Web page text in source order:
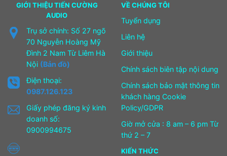
GIỚI THIỆU TIẾN CƯỜNG
AUDIO
Trụ sở chính: Số 27 ngõ
70 Nguyễn Hoàng Mỹ
Đình 2 Nam Từ Liêm Hà
Nội (Bản đồ)
Điện thoại:
0987.126.123
Giấy phép đăng ký kinh
doanh số:
0900994675
VỀ CHÚNG TÔI
Tuyển dụng
Liên hệ
Giới thiệu
Chính sách biên tập nội dung
Chính sách bảo mật thông tin
khách hàng Cookie
Policy/GDPR
Giờ mở cửa : 8 am – 6 pm Từ
thứ 2 – 7
KIẾN THỨC